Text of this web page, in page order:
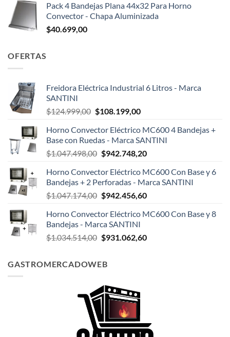
Pack 4 Bandejas Plana 44x32 Para Horno
Convector - Chapa Aluminizada
$40.699,00
OFERTAS
Freidora Eléctrica Industrial 6 Litros - Marca
SANTINI
$124.999,00 El
original
era:
$124.999,00.
$108.199,00El
actual
es:
$108.199,00.
Horno Convector Eléctrico MC600 4 Bandejas +
Base con Ruedas - Marca SANTINI
$1.047.498,00 El
original
era:
$1.047.498,00.
$942.748,20El
actual
es:
$942.748,20.
Horno Convector Eléctrico MC600 Con Base y 6
Bandejas + 2 Perforadas - Marca SANTINI
$1.047.174,00 El
original
era:
$1.047.174,00.
$942.456,60El
actual
$942.456,60.
Horno Convector Eléctrico MC600 Con Base y 8
Bandejas - Marca SANTINI
$1.034.514,00 El
era:
$931.062,60El
GASTROMERCADOWEB